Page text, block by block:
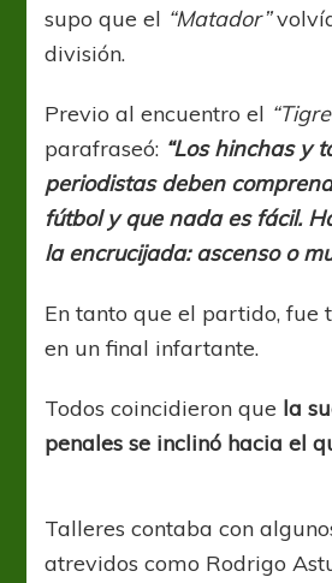
supo que el “Matador”
división.
Previo al encuentro el
parafraseó: “Los hinchas y
periodistas deben
fútbol y que nada es fácil.
la encrucijada: ascenso o
En tanto que el partido, fue
en un final infartante.
Todos coincidieron que la
penales se inclinó hacia el
Talleres contaba con
atrevidos como Rodrigo